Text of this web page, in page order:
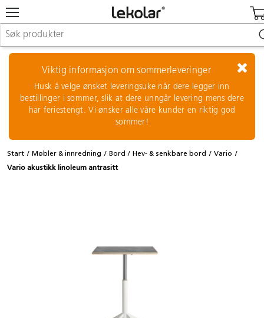
Lekeplassutstyr & utemiljø
Kunst & håndverk
Leker & sykler
Pedagogisk materiell
Barnevogner & småbarnsutstyr
Logge inn / registrere meg
Viktig informasjon om sommerleveringer
Husk å velge ønsket leveringsuke når dere legger inn
bestillinger i sommer, slik at dere unngår levering mens dere
har feriestengt. Vi ønsker alle våre kunder en riktig god
sommer!
Start Møbler & innredning Bord Hev- & senkbare bord
Vario
Vario akustikk linoleum antrasitt